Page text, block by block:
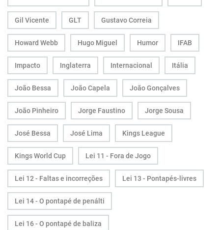
Gil Vicente GLT Gustavo Correia
Howard Webb Hugo Miguel Humor IFAB
Impacto Inglaterra Internacional Itália
João Bessa João Capela João Gonçalves
João Pinheiro Jorge Faustino Jorge Sousa
José Bessa José Lima Kings League
Kings World Cup Lei 11 - Fora de Jogo
Lei 12 - Faltas e incorreções Lei 13 - Pontapés-livres
Lei 14 - O pontapé de penálti
Lei 16 - O pontapé de baliza